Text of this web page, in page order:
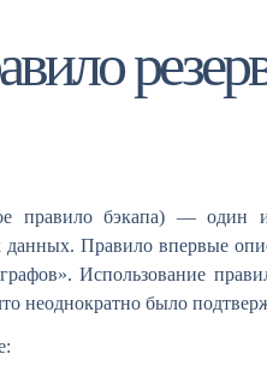
правило бэкапа) — один
данных. Правило впервые
Использование
неоднократно было